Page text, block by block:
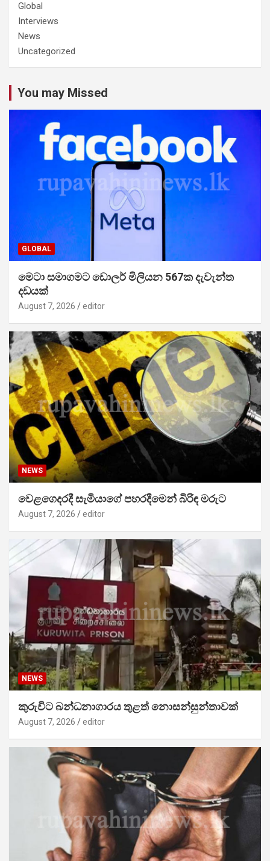
Global
Interviews
News
Uncategorized
You may Missed
GLOBAL
මෙටා සමාගමට ඩොලර් මිලියන 567ක දැවැන්ත
දඩයක්
August 7, 2026 editor
NEWS
වෙළගෙදරදී සැමියාගේ පහරදීමෙන් බිරිඳ මරුට
August 7, 2026 editor
NEWS
කුරුවිට බන්ධනාගාරය තුළත් නොසන්සුන්තාවක්
August 7, 2026 editor